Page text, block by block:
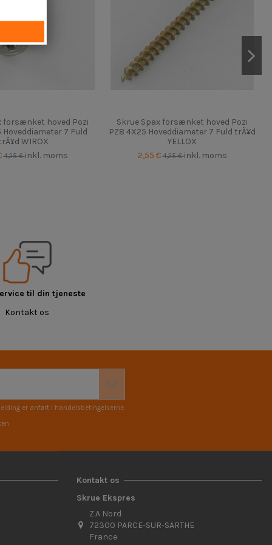
forsænket hoved Pozi
Hoveddiameter 7 Fuld
WIROX
4,25 €inkl. moms
Skrue Spax forsænket hoved Pozi
PZ8 4X25 Hoveddiameter 7 Fuld trÃ¥d
YELLOX
2,55 €4,25 €inkl. moms
til din tjeneste
Kontakt os
er anført i handelsbetingelserne.
Kontakt os
Skrue Ekspres
Z.A Nord
72300 PARCE-SUR-SARTHE
France